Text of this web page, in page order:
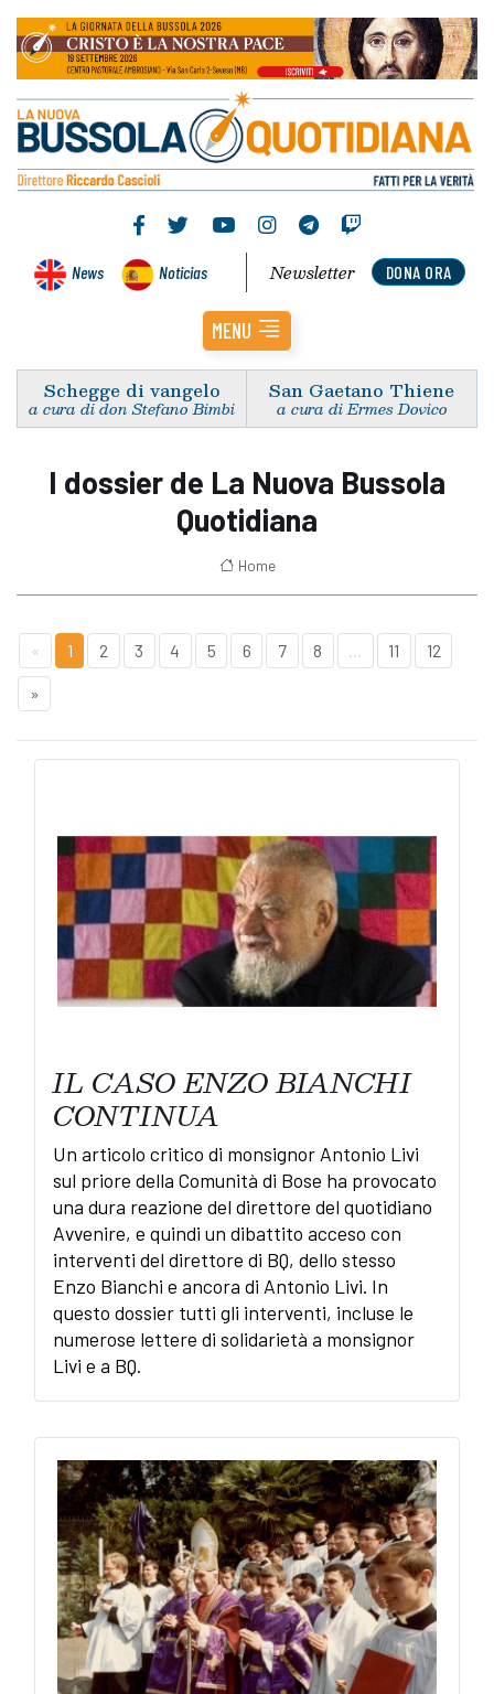
News Noticias DONA ORA
Newsletter
MENU
Schegge di vangelo
a cura di don Stefano Bimbi
San Gaetano Thiene
a cura di Ermes Dovico
I dossier de La Nuova Bussola
Quotidiana
Home
« 1 2 3 4 5 6 7 8 11 12
»
IL CASO ENZO BIANCHI
CONTINUA
Un articolo critico di monsignor Antonio Livi
sul priore della Comunità di Bose ha provocato
una dura reazione del direttore del quotidiano
Avvenire, e quindi un dibattito acceso con
interventi del direttore di BQ, dello stesso
Enzo Bianchi e ancora di Antonio Livi. In
questo dossier tutti gli interventi, incluse le
numerose lettere di solidarietà a monsignor
Livi e a BQ.